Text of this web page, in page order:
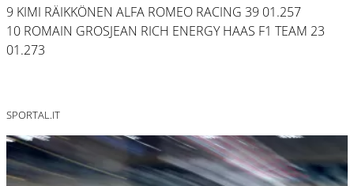
9 KIMI RÄIKKÖNEN ALFA ROMEO RACING 39 01.257
10 ROMAIN GROSJEAN RICH ENERGY HAAS F1 TEAM 23
01.273
SPORTAL.IT